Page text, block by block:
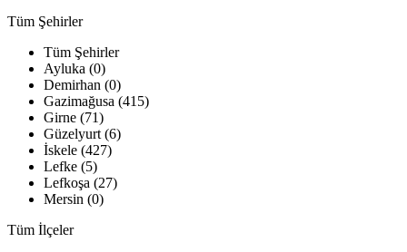
Tüm Şehirler
Tüm Şehirler
Ayluka (0)
Demirhan (0)
Gazimağusa (415)
Girne (71)
Güzelyurt (6)
İskele (427)
Lefke (5)
Lefkoşa (27)
Mersin (0)
Tüm İlçeler